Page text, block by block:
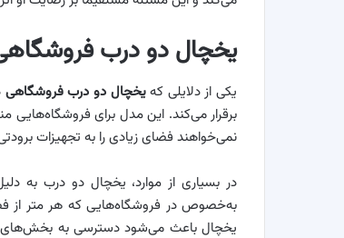
یخچال دو درب
یکی از دلایلی کهیخچال دو درب فروشگاهی
برقرار می‌کند. این مدل برای
نمی‌خواهند فضای زیادی را به تجهیزات
در بسیاری از موارد، یخچال دو درب به
به‌خصوص در فروشگاه‌هایی که هر متر از
یخچال باعث می‌شود دسترسی به بخش‌های